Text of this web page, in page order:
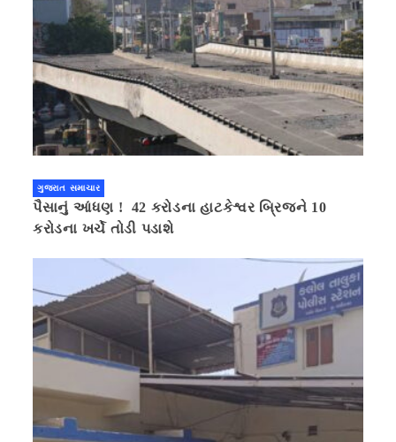
ગુજરાત સમાચાર
પૈસાનું આંધણ ! 42 કરોડના હાટકેશ્વર બ્રિજને 10
કરોડના ખર્ચે તોડી પડાશે